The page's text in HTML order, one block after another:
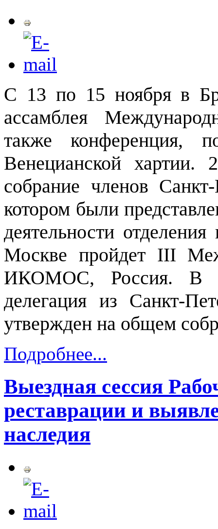
C 13 по 15 ноября в
ассамблея
также конференция,
Венецианской хартии.
собрание членов
котором были
деятельности
Москве пройдет III
ИКОМОС, Россия. В
делегация из Санкт-
утвержден на общем
Подробнее...
Выездная сессия
реставрации и
наследия